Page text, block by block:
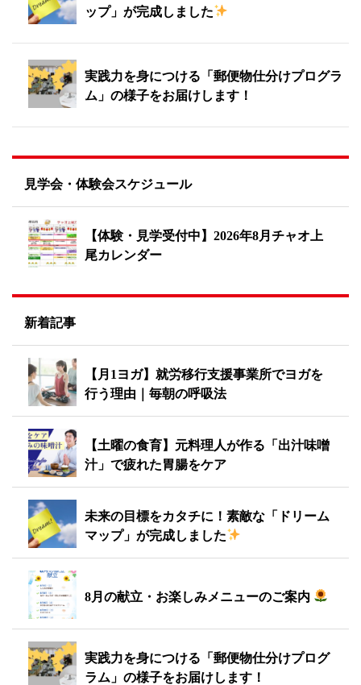
ップ」が完成しました
実践力を身につける「郵便物仕分けプログラ
ム」の様子をお届けします！
見学会・体験会スケジュール
【体験・見学受付中】2026年8月チャオ上
尾カレンダー
新着記事
【月1ヨガ】就労移行支援事業所でヨガを
行う理由｜毎朝の呼吸法
【土曜の食育】元料理人が作る「出汁味噌
汁」で疲れた胃腸をケア
未来の目標をカタチに！素敵な「ドリーム
マップ」が完成しました
8月の献立・お楽しみメニューのご案内
実践力を身につける「郵便物仕分けプログ
ラム」の様子をお届けします！